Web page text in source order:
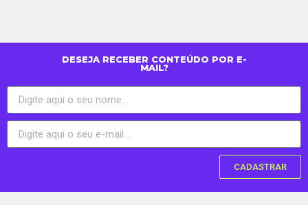
DESEJA RECEBER CONTEÚDO POR E-
MAIL?
CADASTRAR